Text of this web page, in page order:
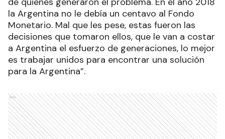
la Argentina no le debía un centavo al Fondo
Monetario. Mal que les pese, estas fueron las
decisiones que tomaron ellos, que le van a costar
a Argentina el esfuerzo de generaciones, lo mejor
es trabajar unidos para encontrar una solución
para la Argentina”.
Ads